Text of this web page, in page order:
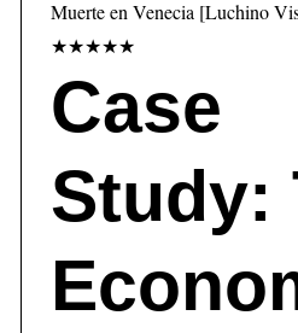
Muerte en Venecia [Luchino
★★★★★
Case
Study: